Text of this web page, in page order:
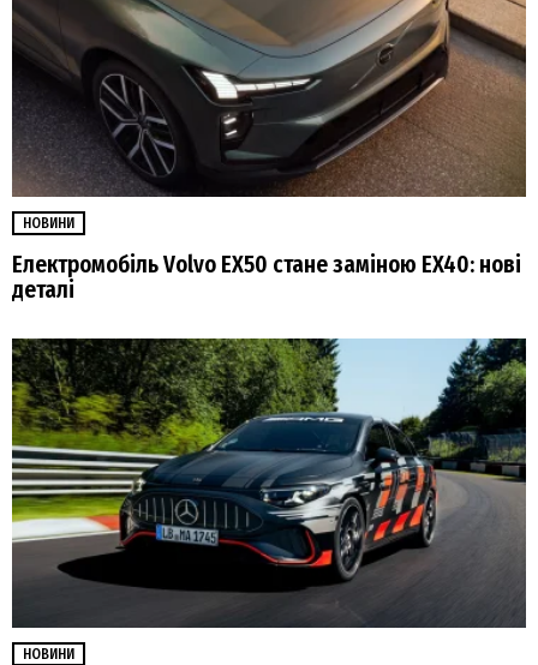
НОВИНИ
Електромобіль Volvo EX50 стане заміною EX40: нові
деталі
НОВИНИ